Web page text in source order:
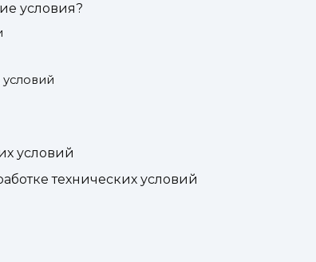
условия?
условий
условий
технических условий